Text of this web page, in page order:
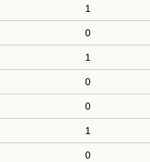
1
0
1
0
0
1
0